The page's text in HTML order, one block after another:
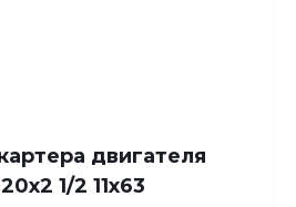
двигателя
1/2 11х63